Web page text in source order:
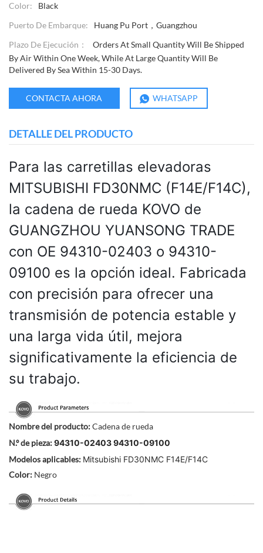
Color:
Black
Puerto De Embarque:
Huang Pu Port，Guangzhou
Plazo De Ejecución：
Orders At Small Quantity Will Be Shipped
By Air Within One Week, While At Large Quantity Will Be
Delivered By Sea Within 15-30 Days.
CONTACTA AHORA WHATSAPP
DETALLE DEL PRODUCTO
Para las carretillas elevadoras
MITSUBISHI FD30NMC (F14E/F14C),
la cadena de rueda KOVO de
GUANGZHOU YUANSONG TRADE
con OE 94310-02403 o 94310-
09100 es la opción ideal. Fabricada
con precisión para ofrecer una
transmisión de potencia estable y
una larga vida útil, mejora
significativamente la eficiencia de
su trabajo.
Nombre del producto:Cadena de rueda
N.º de pieza:94310-02403 94310-09100
Modelos aplicables: Mitsubishi FD30NMC F14E/F14C
Color: Negro